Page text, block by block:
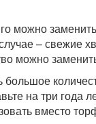
можно
– свежие
можно
большое
на три года
вместо